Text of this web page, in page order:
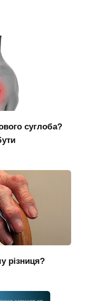
суглоба?
різниця?